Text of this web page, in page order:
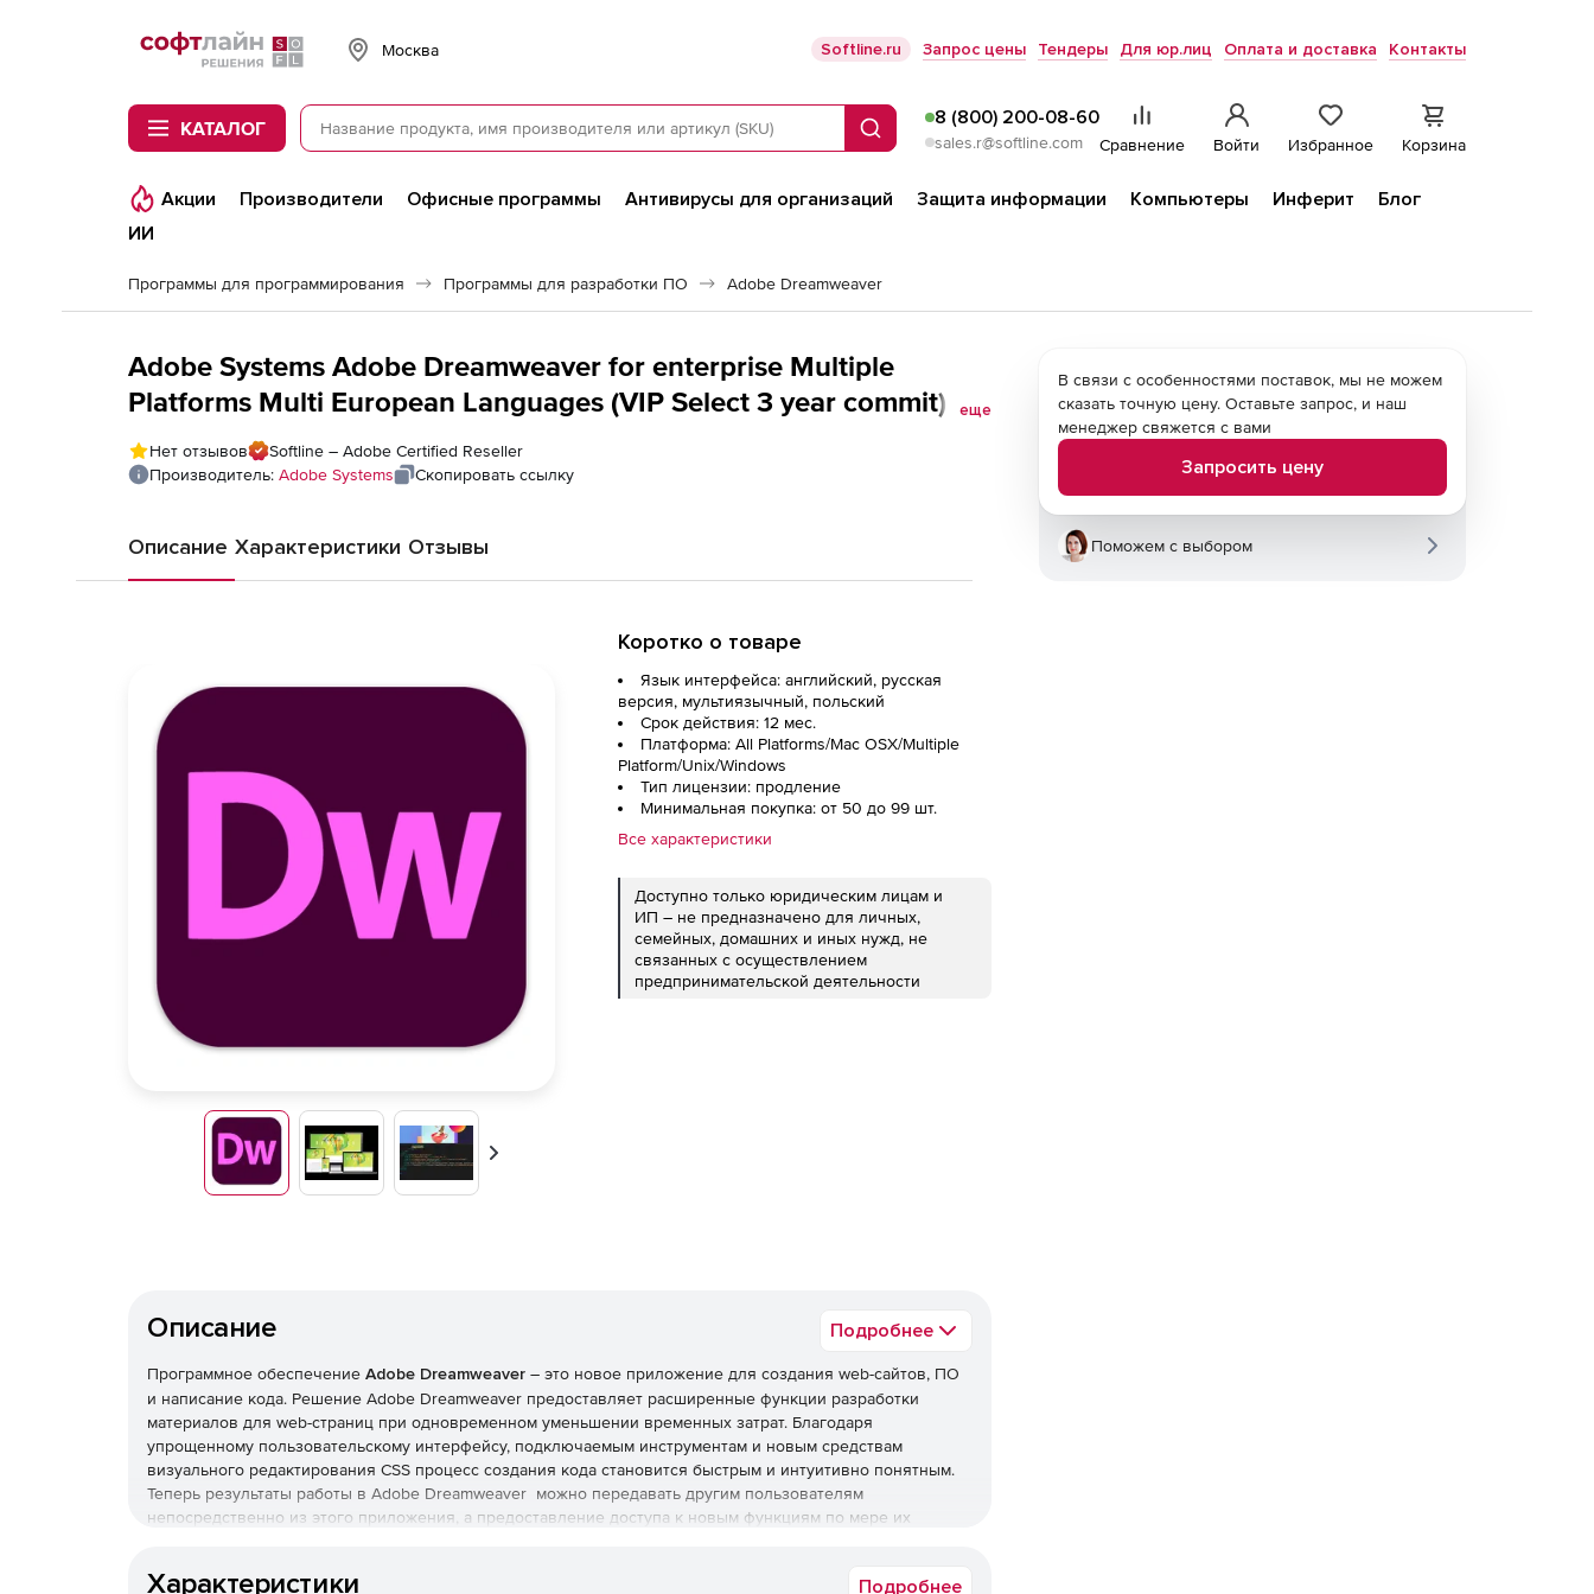
Softline
Москва Softline.ru Запрос цены Тендеры Для юр.лиц Оплата и доставка Контакты
КАТАЛОГ Поиск
8 (800) 200-08-60
sales.r@softline.com Сравнение Войти Избранное Корзина
Акции Производители Офисные программы Антивирусы для организаций Защита информации Компьютеры Инферит
Блог
ИИ
Программы для программирования Программы для разработки ПО Adobe Dreamweaver
Adobe Systems Adobe Dreamweaver for enterprise Multiple
Platforms Multi European Languages (VIP Select 3 year commit)
Commercial,
еще
Нет отзывов
Softline – Adobe Certified Reseller
Производитель: Adobe Systems Скопировать ссылку
Описание Характеристики Отзывы
Вперед
Коротко о товаре
Язык интерфейса: английский, русская
версия, мультиязычный, польский
Срок действия: 12 мес.
Платформа: All Platforms/Mac OSX/Multiple
Platform/Unix/Windows
Тип лицензии: продление
Минимальная покупка: от 50 до 99 шт.
Все характеристики
Доступно только юридическим лицам и
ИП – не предназначено для личных,
семейных, домашних и иных нужд, не
связанных с осуществлением
предпринимательской деятельности
Описание Подробнее
Программное обеспечение Adobe Dreamweaver – это новое приложение для создания web-сайтов, ПО
и написание кода. Решение Adobe Dreamweaver предоставляет расширенные функции разработки
материалов для web-страниц при одновременном уменьшении временных затрат. Благодаря
упрощенному пользовательскому интерфейсу, подключаемым инструментам и новым средствам
визуального редактирования CSS процесс создания кода становится быстрым и интуитивно понятным.
Теперь результаты работы в Adobe Dreamweaver можно передавать другим пользователям
непосредственно из этого приложения, а предоставление доступа к новым функциям по мере их
Характеристики Подробнее
В связи с особенностями поставок, мы не можем
сказать точную цену. Оставьте запрос, и наш
менеджер свяжется с вами
Запросить цену
Поможем с выбором